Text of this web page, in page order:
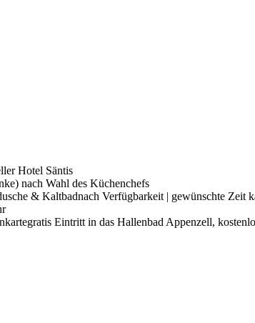
Hotel Säntis
nach Wahl des Küchenchefs
& Kaltbadnach Verfügbarkeit | gewünschte Zeit
gratis Eintritt in das Hallenbad Appenzell,